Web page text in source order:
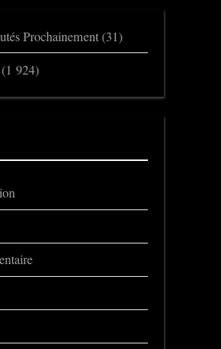
Prochainement(31)
(1 924)